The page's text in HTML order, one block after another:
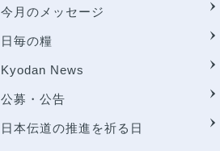
今月のメッセージ
日毎の糧
Kyodan News
公募・公告
日本伝道の推進を祈る日